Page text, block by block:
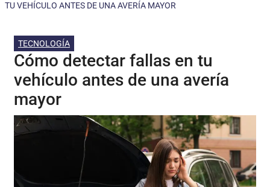
TU VEHÍCULO ANTES DE UNA AVERÍA MAYOR
TECNOLOGÍA
Cómo detectar fallas en tu
vehículo antes de una avería
mayor